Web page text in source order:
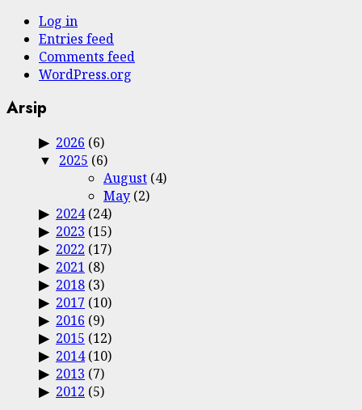
Log in
Entries feed
Comments feed
WordPress.org
Arsip
2026 (6)
2025 (6)
August (4)
May (2)
2024(24)
2023 (15)
2022 (17)
2021 (8)
2018 (3)
2017 (10)
2016 (9)
2015 (12)
2014(10)
2013 (7)
2012 (5)